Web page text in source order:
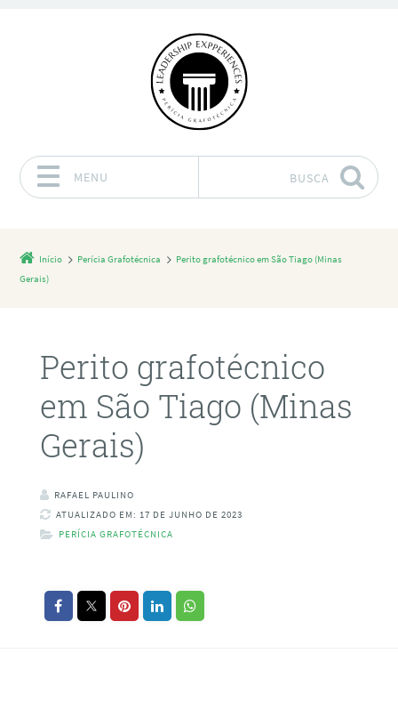
MENU BUSCA
Início Perícia Grafotécnica
Perito grafotécnico em São Tiago (Minas
Gerais)
Perito grafotécnico
em São Tiago (Minas
Gerais)
RAFAEL PAULINO
ATUALIZADO EM: 17 DE JUNHO DE 2023
PERÍCIA GRAFOTÉCNICA